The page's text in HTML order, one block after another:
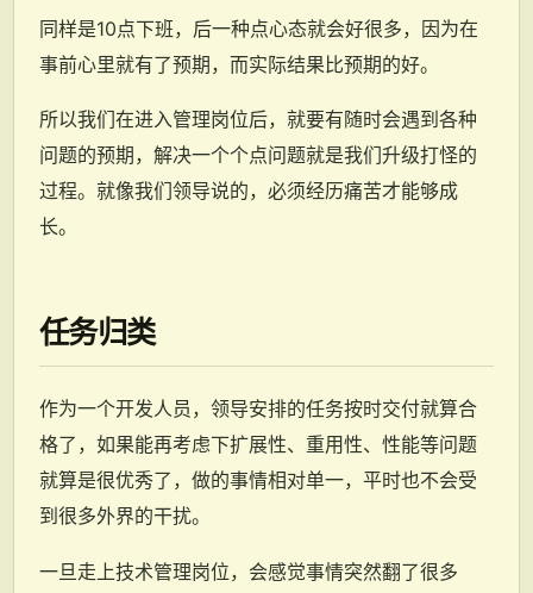
同样是10点下班，后一种点心态就会好很多，因为在
事前心里就有了预期，而实际结果比预期的好。
所以我们在进入管理岗位后，就要有随时会遇到各种
问题的预期，解决一个个点问题就是我们升级打怪的
过程。就像我们领导说的，必须经历痛苦才能够成
长。
任务归类
作为一个开发人员，领导安排的任务按时交付就算合
格了，如果能再考虑下扩展性、重用性、性能等问题
就算是很优秀了，做的事情相对单一，平时也不会受
到很多外界的干扰。
一旦走上技术管理岗位，会感觉事情突然翻了很多